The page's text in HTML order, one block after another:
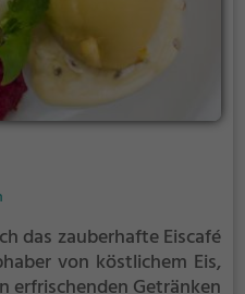
das zauberhafte Eiscafé
von köstlichem Eis,
erfrischenden Getränken